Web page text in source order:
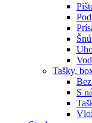
Tašky,
S